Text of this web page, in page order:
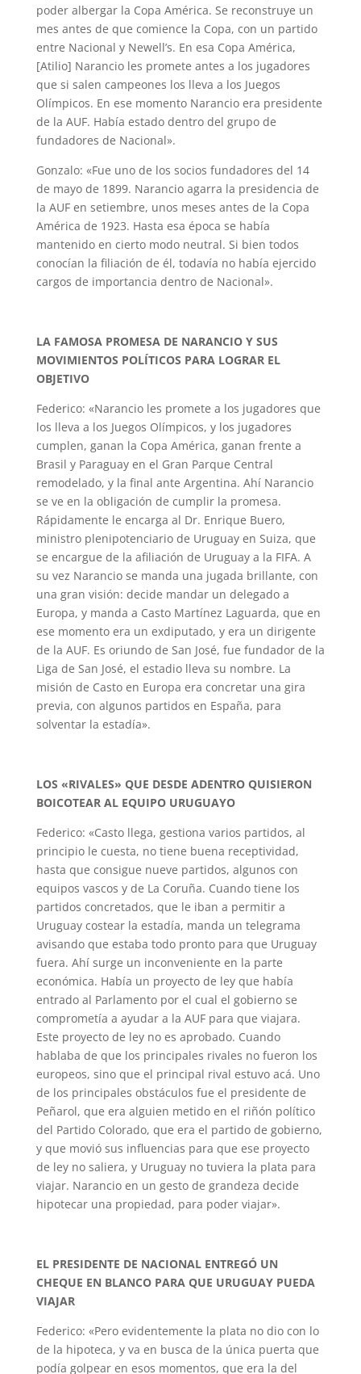
poder albergar la Copa América. Se reconstruye un
mes antes de que comience la Copa, con un partido
entre Nacional y Newell’s. En esa Copa América,
[Atilio] Narancio les promete antes a los jugadores
que si salen campeones los lleva a los Juegos
Olímpicos. En ese momento Narancio era presidente
de la AUF. Había estado dentro del grupo de
fundadores de Nacional».
Gonzalo: «Fue uno de los socios fundadores del 14
de mayo de 1899. Narancio agarra la presidencia de
la AUF en setiembre, unos meses antes de la Copa
América de 1923. Hasta esa época se había
mantenido en cierto modo neutral. Si bien todos
conocían la filiación de él, todavía no había ejercido
cargos de importancia dentro de Nacional».
LA FAMOSA PROMESA DE NARANCIO Y SUS
MOVIMIENTOS POLÍTICOS PARA LOGRAR EL
OBJETIVO
Federico: «Narancio les promete a los jugadores que
los lleva a los Juegos Olímpicos, y los jugadores
cumplen, ganan la Copa América, ganan frente a
Brasil y Paraguay en el Gran Parque Central
remodelado, y la final ante Argentina. Ahí Narancio
se ve en la obligación de cumplir la promesa.
Rápidamente le encarga al Dr. Enrique Buero,
ministro plenipotenciario de Uruguay en Suiza, que
se encargue de la afiliación de Uruguay a la FIFA. A
su vez Narancio se manda una jugada brillante, con
una gran visión: decide mandar un delegado a
Europa, y manda a Casto Martínez Laguarda, que en
ese momento era un exdiputado, y era un dirigente
de la AUF. Es oriundo de San José, fue fundador de la
Liga de San José, el estadio lleva su nombre. La
misión de Casto en Europa era concretar una gira
previa, con algunos partidos en España, para
solventar la estadía».
LOS «RIVALES» QUE DESDE ADENTRO QUISIERON
BOICOTEAR AL EQUIPO URUGUAYO
Federico: «Casto llega, gestiona varios partidos, al
principio le cuesta, no tiene buena receptividad,
hasta que consigue nueve partidos, algunos con
equipos vascos y de La Coruña. Cuando tiene los
partidos concretados, que le iban a permitir a
Uruguay costear la estadía, manda un telegrama
avisando que estaba todo pronto para que Uruguay
fuera. Ahí surge un inconveniente en la parte
económica. Había un proyecto de ley que había
entrado al Parlamento por el cual el gobierno se
comprometía a ayudar a la AUF para que viajara.
Este proyecto de ley no es aprobado. Cuando
hablaba de que los principales rivales no fueron los
europeos, sino que el principal rival estuvo acá. Uno
de los principales obstáculos fue el presidente de
Peñarol, que era alguien metido en el riñón político
del Partido Colorado, que era el partido de gobierno,
y que movió sus influencias para que ese proyecto
de ley no saliera, y Uruguay no tuviera la plata para
viajar. Narancio en un gesto de grandeza decide
hipotecar una propiedad, para poder viajar».
EL PRESIDENTE DE NACIONAL ENTREGÓ UN
CHEQUE EN BLANCO PARA QUE URUGUAY PUEDA
VIAJAR
Federico: «Pero evidentemente la plata no dio con lo
de la hipoteca, y va en busca de la única puerta que
podía golpear en esos momentos, que era la del